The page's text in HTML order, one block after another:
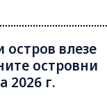
влезе
островни
2026 г.